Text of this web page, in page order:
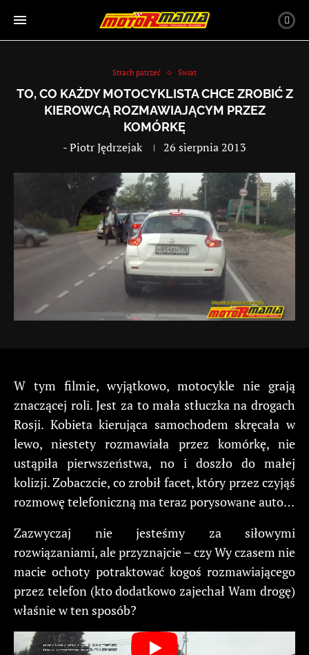
Strach patrzeć Świat
TO, CO KAŻDY MOTOCYKLISTA CHCE ZROBIĆ Z
KIEROWCĄ ROZMAWIAJĄCYM PRZEZ
KOMÓRKĘ
-Piotr Jędrzejak 26 sierpnia 2013
W tym filmie, wyjątkowo, motocykle nie grają
znaczącej roli. Jest za to mała stłuczka na drogach
Rosji. Kobieta kierująca samochodem skręcała w
lewo, niestety rozmawiała przez komórkę, nie
ustąpiła pierwszeństwa, no i doszło do małej
kolizji. Zobaczcie, co zrobił facet, który przez czyjąś
rozmowę telefoniczną ma teraz porysowane auto…
Zazwyczaj nie jesteśmy za siłowymi
rozwiązaniami, ale przyznajcie – czy Wy czasem nie
macie ochoty potraktować kogoś rozmawiającego
przez telefon (kto dodatkowo zajechał Wam drogę)
właśnie w ten sposób?